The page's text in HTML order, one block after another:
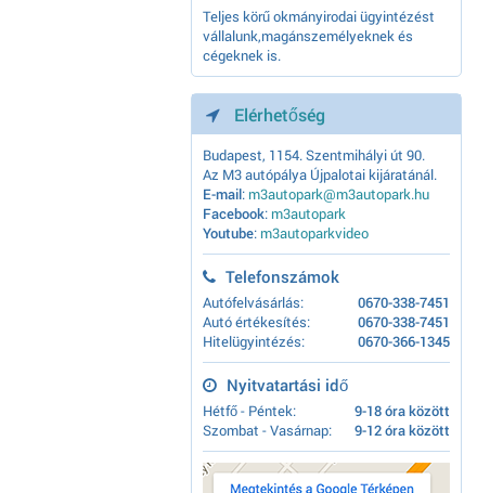
Teljes körű okmányirodai ügyintézést
vállalunk,magánszemélyeknek és
cégeknek is.
Elérhetőség
Budapest, 1154. Szentmihályi út 90.
Az M3 autópálya Újpalotai kijáratánál.
E-mail: m3autopark@m3autopark.hu
Facebook: m3autopark
Youtube: m3autoparkvideo
Telefonszámok
Autófelvásárlás:
0670-338-7451
Autó értékesítés:
0670-338-7451
Hitelügyintézés:
0670-366-1345
Nyitvatartási idő
Hétfő - Péntek:
9-18 óra között
Szombat - Vasárnap:
9-12 óra között